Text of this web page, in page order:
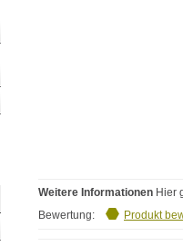
Weitere Informationen Hier
Bewertung:
Produkt